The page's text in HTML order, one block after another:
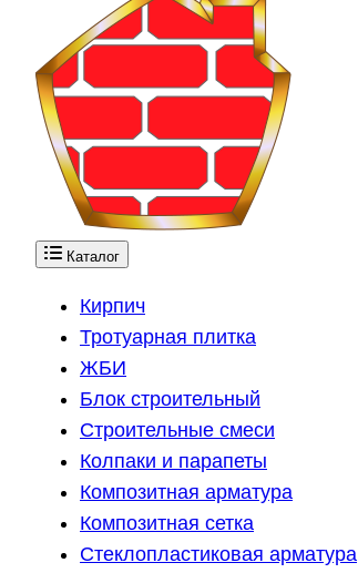
Каталог
Кирпич
Тротуарная плитка
ЖБИ
Блок строительный
Строительные смеси
Колпаки и парапеты
Композитная арматура
Композитная сетка
Стеклопластиковая арматура